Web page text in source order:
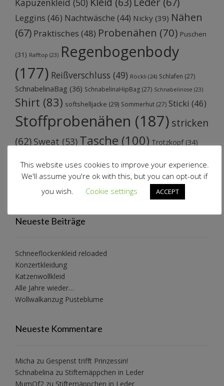
Leggins (46) Nachtwäsche (44) Nicky (39) Nähen
(67) Praktisches (48) Probenähen (70) Puschen
(31) Rafftop (23) Regenbogenbody
(177) Reißverschluss (49) Röckli (24) Schlafen (27)
SchnabelinaBag (36) SchnabelinaHipBag (27) Schnabelinose (23)
Shirt (83) softshelljacke (29) Sommerhut (27) Sticki (46)
Stoffprobenähen (187) stricken
(62) Sweat (53) Tasche (100) Trotzkopf(34)
Neueste Beiträge
Schneeflockenkleid reloaded
Konzertkleidung
Katzenwollkleid
Alle Jahre wieder…
Wollwalkanzug Pusteblume
Neueste Kommentare
Micha zu Gespenst trifft Prinzessin!
Schnabelina zu Stiftemäppchen in Leder
MumOf2 zu Stiftemäppchen in Leder
This website uses cookies to improve your experience.
We'll assume you're ok with this, but you can opt-out if
you wish.
Cookie settings ACCEPT